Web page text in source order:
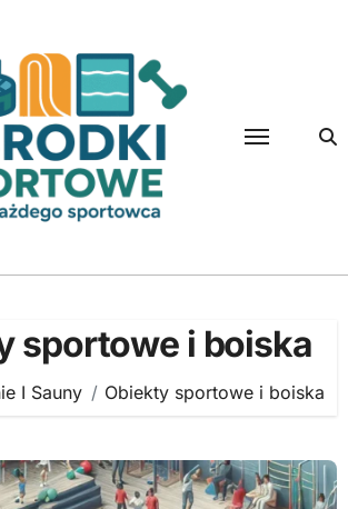
sportowe i boiska
I Sauny Obiekty sportowe i boiska